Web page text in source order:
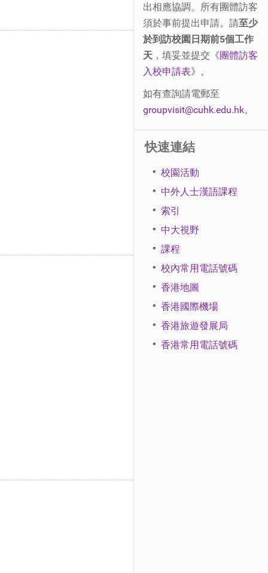
出相應協調。所有團體訪客
須於事前提出申請。請至少
於到訪校園日期前5個工作
天 ，填妥並提交 《團體訪客
入校申請表》 。
如有查詢請電郵至
groupvisit@cuhk.edu.hk。
快速連結
校園活動
中外人士漢語課程
索引
中大視野
課程
校內常用電話號碼
香港地圖
香港國際機場
香港旅遊發展局
香港常用電話號碼